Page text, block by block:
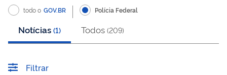
todo o GOV.BR Polícia Federal
Notícias (1) Todos (209)
Filtrar